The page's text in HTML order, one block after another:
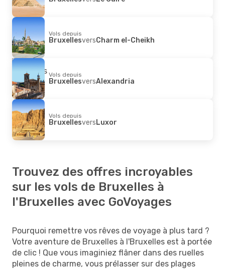
Vols depuis
BruxellesversCharm el-Cheikh
Vols depuis
BruxellesversAlexandria
Vols depuis
BruxellesversLuxor
Trouvez des offres incroyables
sur les vols de Bruxelles à
l'Bruxelles avec GoVoyages
Pourquoi remettre vos rêves de voyage à plus tard ?
Votre aventure de Bruxelles à l'Bruxelles est à portée
de clic ! Que vous imaginiez flâner dans des ruelles
pleines de charme, vous prélasser sur des plages